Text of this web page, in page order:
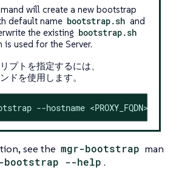
will create a new bootstrap
default name bootstrap.sh and
the existing bootstrap.sh
is used for the Server.
プトを指定するには、
ドを使用します。
--hostname <PROXY_FQDN> --
see the mgr-bootstrap man
bootstrap --help .